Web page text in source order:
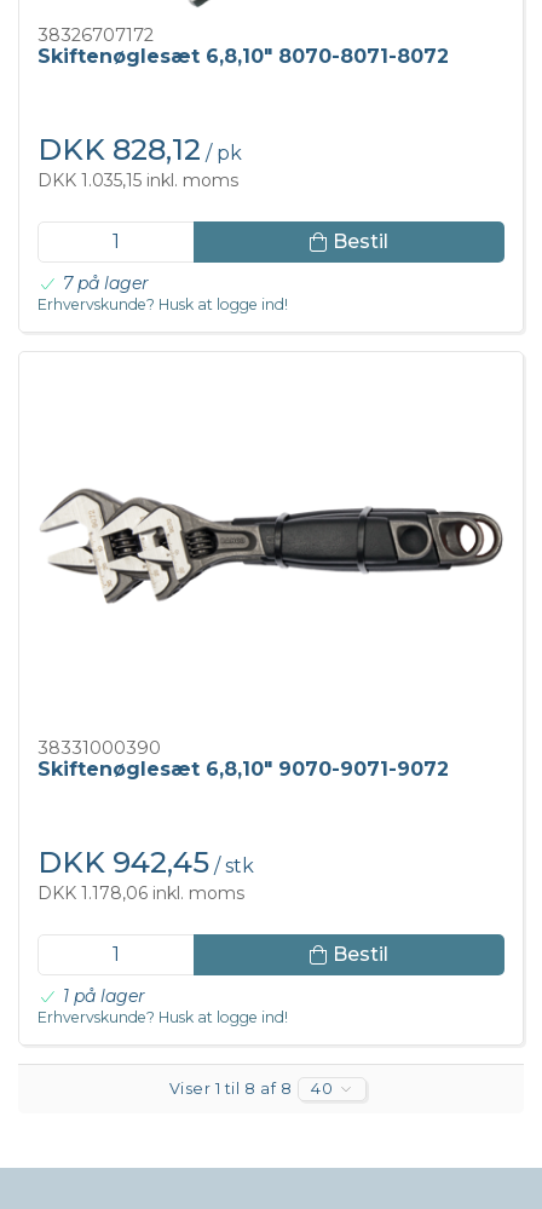
38326707172
Skiftenøglesæt 6,8,10" 8070-8071-8072
DKK 828,12 / pk
DKK 1.035,15 inkl. moms
Bestil
7 på lager
Erhvervskunde? Husk at logge ind!
38331000390
Skiftenøglesæt 6,8,10" 9070-9071-9072
DKK 942,45 / stk
DKK 1.178,06 inkl. moms
Bestil
1 på lager
Erhvervskunde? Husk at logge ind!
Viser 1 til 8 af 8 40